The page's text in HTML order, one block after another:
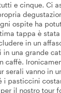
e cinque. Ci
ospite ha
tappa è
in un
una grande
caffè.
serali vanno in
i pasticcini
il nostro tour